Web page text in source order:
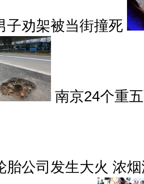
子劝架被当街撞死
南京24个重
胎公司发生大火 浓